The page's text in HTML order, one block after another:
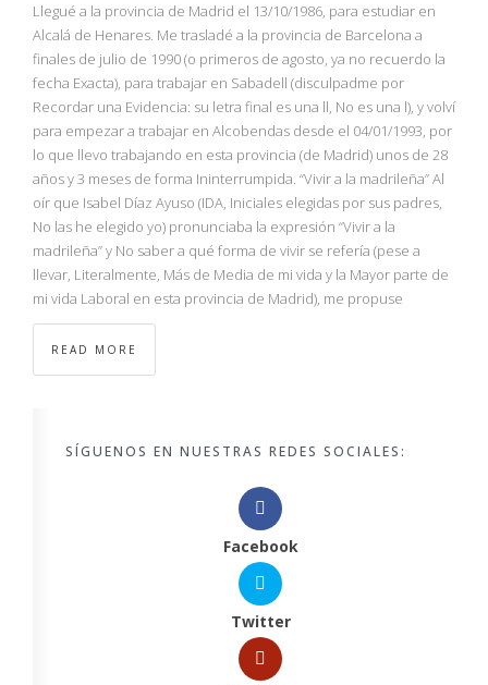
NBA
MULTIMEDIA
RIO 2016
Llegué a la provincia de Madrid el 13/10/1986, para estudiar en
Alcalá de Henares. Me trasladé a la provincia de Barcelona a
finales de julio de 1990 (o primeros de agosto, ya no recuerdo la
fecha Exacta), para trabajar en Sabadell (disculpadme por
Recordar una Evidencia: su letra final es una ll, No es una l), y volví
para empezar a trabajar en Alcobendas desde el 04/01/1993, por
lo que llevo trabajando en esta provincia (de Madrid) unos de 28
años y 3 meses de forma Ininterrumpida. “Vivir a la madrileña” Al
oír que Isabel Díaz Ayuso (IDA, Iniciales elegidas por sus padres,
No las he elegido yo) pronunciaba la expresión “Vivir a la
madrileña” y No saber a qué forma de vivir se refería (pese a
llevar, Literalmente, Más de Media de mi vida y la Mayor parte de
mi vida Laboral en esta provincia de Madrid), me propuse
READ MORE
SÍGUENOS EN NUESTRAS REDES SOCIALES:
Facebook
Twitter